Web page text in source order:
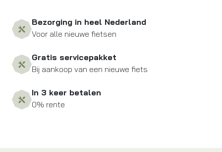
Bezorging in heel Nederland
Voor alle nieuwe fietsen
Gratis servicepakket
Bij aankoop van een nieuwe fiets
In 3 keer betalen
0% rente